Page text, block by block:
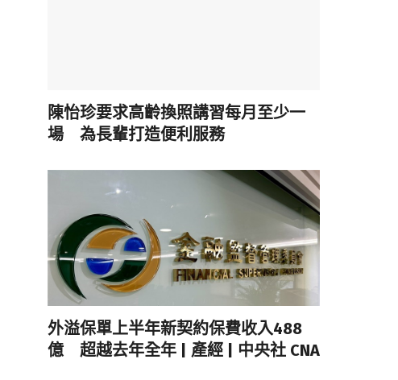
陳怡珍要求高齡換照講習每月至少一
場 為長輩打造便利服務
外溢保單上半年新契約保費收入488
億 超越去年全年 | 產經 | 中央社 CNA